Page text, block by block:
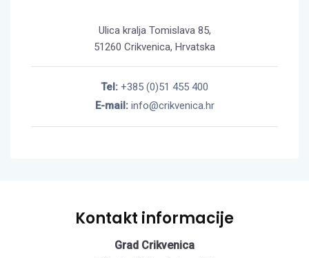
Ulica kralja Tomislava 85,
51260 Crikvenica, Hrvatska
Tel: +385 (0)51 455 400
E-mail:info@crikvenica.hr
Kontakt informacije
Grad Crikvenica